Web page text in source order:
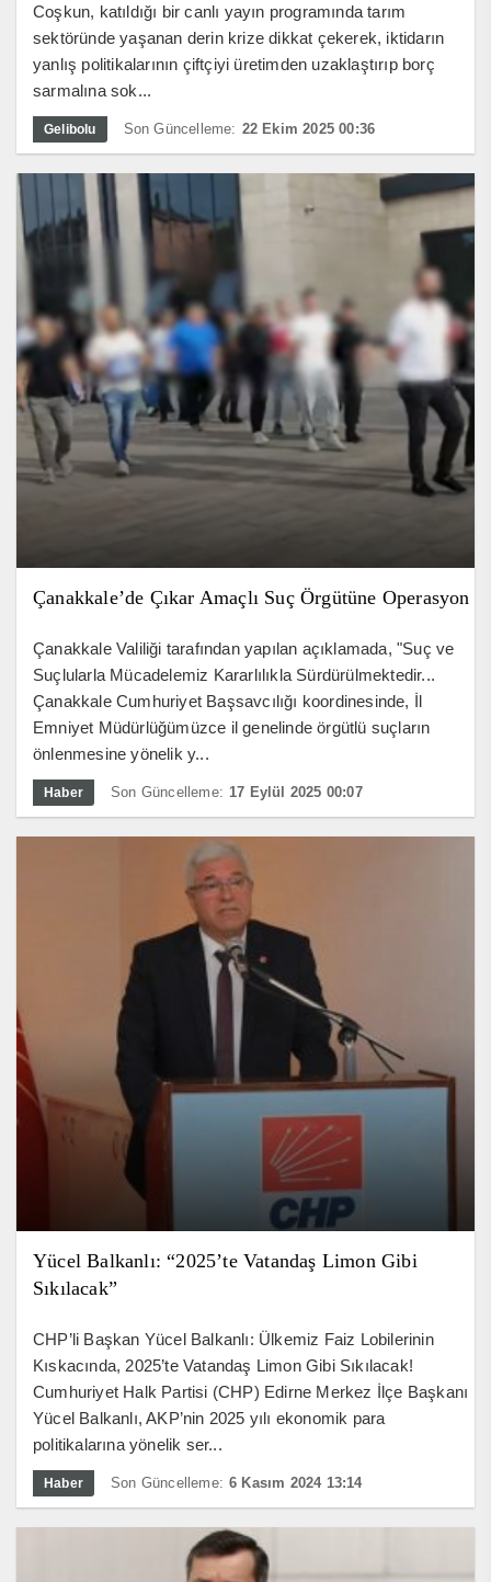
Coşkun, katıldığı bir canlı yayın programında tarım
sektöründe yaşanan derin krize dikkat çekerek, iktidarın
yanlış politikalarının çiftçiyi üretimden uzaklaştırıp borç
sarmalına sok...
Gelibolu Son Güncelleme: 22 Ekim 2025 00:36
Çanakkale’de Çıkar Amaçlı Suç Örgütüne Operasyon
Çanakkale Valiliği tarafından yapılan açıklamada, "Suç ve
Suçlularla Mücadelemiz Kararlılıkla Sürdürülmektedir...
Çanakkale Cumhuriyet Başsavcılığı koordinesinde, İl
Emniyet Müdürlüğümüzce il genelinde örgütlü suçların
önlenmesine yönelik y...
Haber Son Güncelleme: 17 Eylül 2025 00:07
Yücel Balkanlı: “2025’te Vatandaş Limon Gibi
Sıkılacak”
CHP’li Başkan Yücel Balkanlı: Ülkemiz Faiz Lobilerinin
Kıskacında, 2025’te Vatandaş Limon Gibi Sıkılacak!
Cumhuriyet Halk Partisi (CHP) Edirne Merkez İlçe Başkanı
Yücel Balkanlı, AKP’nin 2025 yılı ekonomik para
politikalarına yönelik ser...
Haber Son Güncelleme: 6 Kasım 2024 13:14